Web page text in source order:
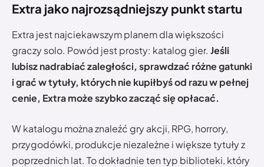
Extra jako najrozsądniejszy punkt startu
Extra jest najciekawszym planem dla większości
graczy solo. Powód jest prosty: katalog gier. Jeśli
lubisz nadrabiać zaległości, sprawdzać różne gatunki
i grać w tytuły, których nie kupiłbyś od razu w pełnej
cenie, Extra może szybko zacząć się opłacać.
W katalogu można znaleźć gry akcji, RPG, horrory,
przygodówki, produkcje niezależne i większe tytuły z
poprzednich lat. To dokładnie ten typ biblioteki, który